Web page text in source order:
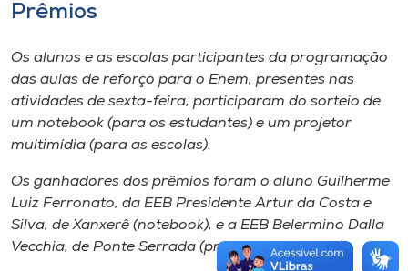
Prêmios
Os alunos e as escolas participantes da programação
das aulas de reforço para o Enem, presentes nas
atividades de sexta-feira, participaram do sorteio de
um notebook (para os estudantes) e um projetor
multimídia (para as escolas).
Os ganhadores dos prêmios foram o aluno Guilherme
Luiz Ferronato, da EEB Presidente Artur da Costa e
Silva, de Xanxerê (notebook), e a EEB Belermino Dalla
Vecchia, de Ponte Serrada (projetor multimídia).